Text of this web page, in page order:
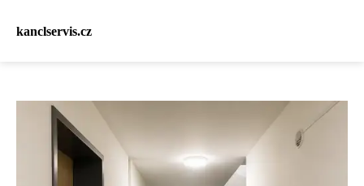
kanclservis.cz